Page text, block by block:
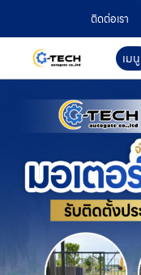
ติดต่อเรา
เมนู